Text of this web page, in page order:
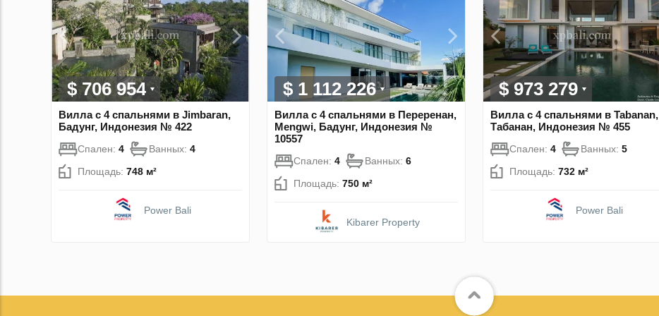
$ 706 954
Вилла с 4 спальнями в Jimbaran,
Бадунг, Индонезия № 422
Спален: 4 Ванных: 4
Площадь: 748 м²
Power Bali
$ 1 112 226
Вилла с 4 спальнями в Переренан,
Mengwi, Бадунг, Индонезия №
10557
Спален: 4 Ванных: 6
Площадь: 750 м²
Kibarer Property
$ 973 279
Вилла с 4 спальнями в Tabanan,
Табанан, Индонезия № 455
Спален: 4 Ванных: 5
Площадь: 732 м²
Power Bali